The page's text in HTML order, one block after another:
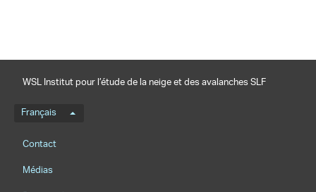
WSL Institut pour l’étude de la neige et des avalanches SLF
Menu de langue
Français
Footernavigation
Contact
Médias